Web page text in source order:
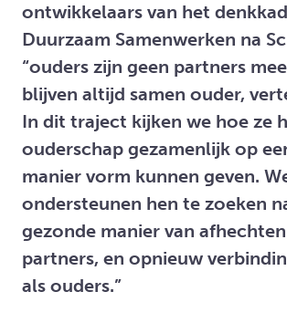
ontwikkelaars van het
Duurzaam Samenwerken na
“ouders zijn geen partners
blijven altijd samen ouder,
In dit traject kijken we hoe ze
ouderschap gezamenlijk op
manier vorm kunnen geven.
ondersteunen hen te zoeken
gezonde manier van
partners, en opnieuw
als ouders.”